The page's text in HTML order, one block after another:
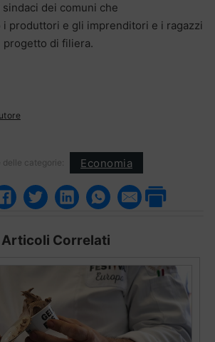
dei comuni che
i produttori e gli imprenditori e i ragazzi
progetto di filiera.
delle categorie: Economia
Articoli Correlati